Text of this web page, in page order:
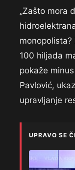
„Zašto mora
100 hiljada
pokaže
Pavlović,
upravljanje
UPRAVO SE